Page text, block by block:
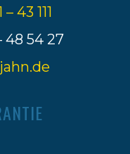
43 111
48 54 27